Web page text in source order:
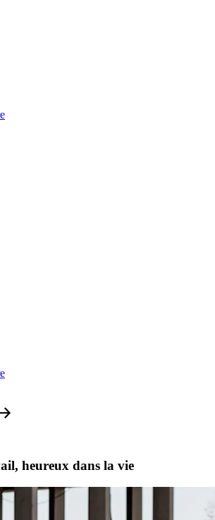
heureux dans la vie